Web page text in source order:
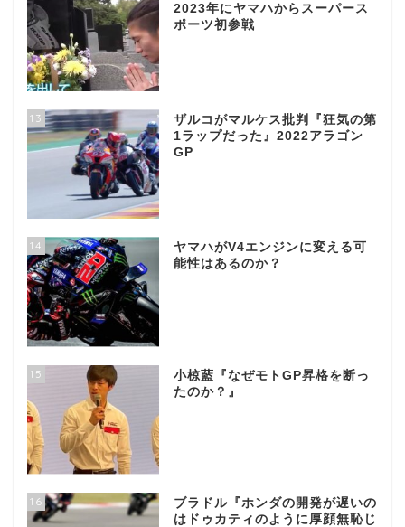
2023年にヤマハからスーパース
ポーツ初参戦
13
ザルコがマルケス批判『狂気の第
1ラップだった』2022アラゴン
GP
14
ヤマハがV4エンジンに変える可
能性はあるのか？
15
小椋藍『なぜモトGP昇格を断っ
たのか？』
16
ブラドル『ホンダの開発が遅いの
はドゥカティのように厚顔無恥じ